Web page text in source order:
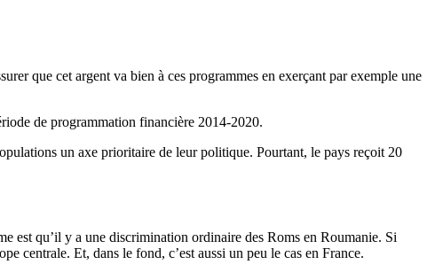
que cet argent va bien à ces programmes en exerçant par exemple une
de programmation financière 2014-2020.
un axe prioritaire de leur politique. Pourtant, le pays reçoit 20
est qu’il y a une discrimination ordinaire des Roms en Roumanie. Si
centrale. Et, dans le fond, c’est aussi un peu le cas en France.